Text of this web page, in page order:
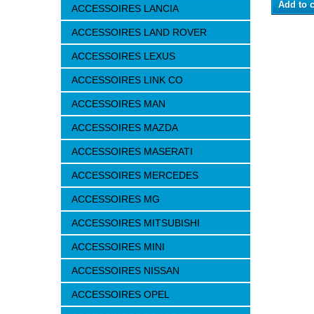
ACCESSOIRES LANCIA
ACCESSOIRES LAND ROVER
ACCESSOIRES LEXUS
ACCESSOIRES LINK CO
ACCESSOIRES MAN
ACCESSOIRES MAZDA
ACCESSOIRES MASERATI
ACCESSOIRES MERCEDES
ACCESSOIRES MG
ACCESSOIRES MITSUBISHI
ACCESSOIRES MINI
ACCESSOIRES NISSAN
ACCESSOIRES OPEL
Add to